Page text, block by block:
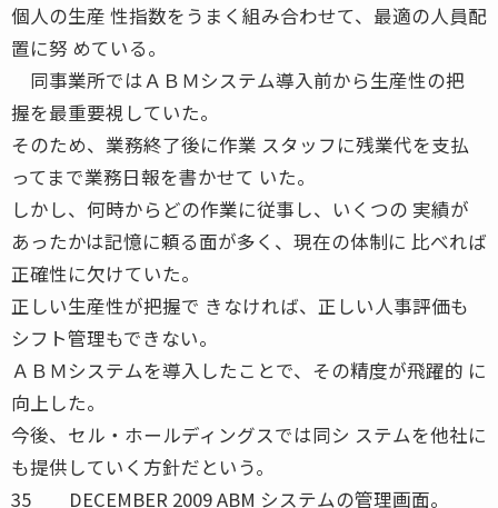
個人の生産 性指数をうまく組み合わせて、最適の人員配
置に努 めている。
同事業所ではＡＢＭシステム導入前から生産性の把
握を最重要視していた。
そのため、業務終了後に作業 スタッフに残業代を支払
ってまで業務日報を書かせて いた。
しかし、何時からどの作業に従事し、いくつの 実績が
あったかは記憶に頼る面が多く、現在の体制に 比べれば
正確性に欠けていた。
正しい生産性が把握で きなければ、正しい人事評価も
シフト管理もできない。
ＡＢＭシステムを導入したことで、その精度が飛躍的 に
向上した。
今後、セル・ホールディングスでは同シ ステムを他社に
も提供していく方針だという。
35 DECEMBER 2009 ABM システムの管理画面。